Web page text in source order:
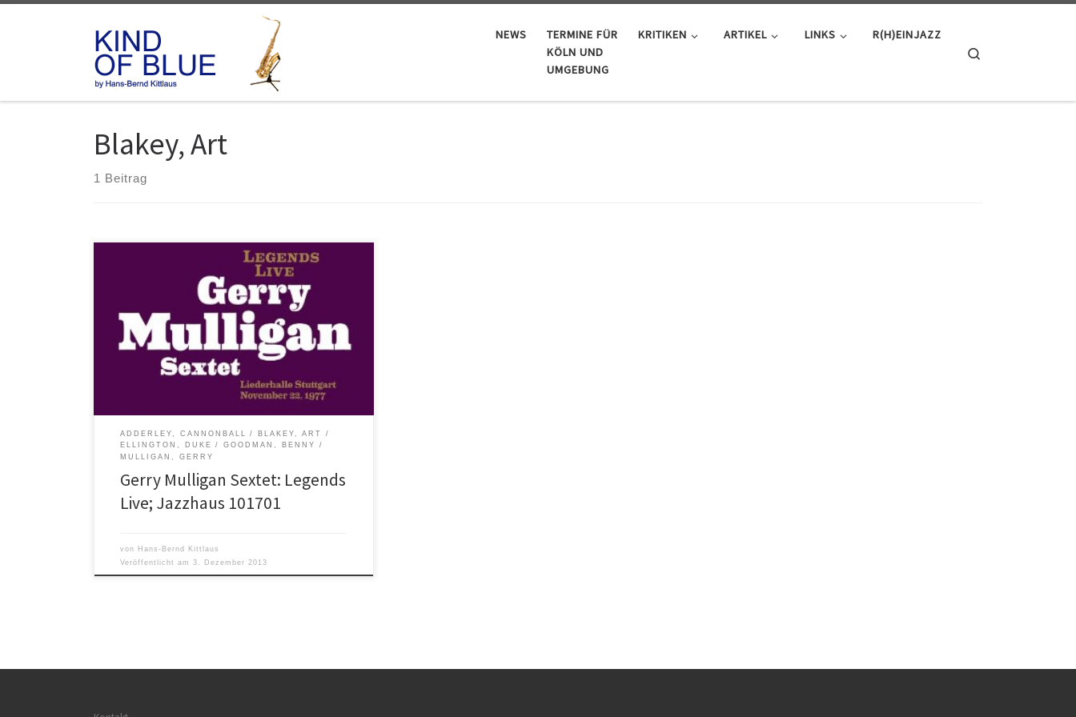
NEWS
TERMINE FÜR
KÖLN UND
UMGEBUNG
KRITIKEN ARTIKEL LINKS R(H)EINJAZZ
Blakey, Art
1 Beitrag
Gerry Mulligan Sextet Legends Live Jazzhaus No.
101700 Art Blakey and the Jazz Messengers
Legends Live Jazzhaus No. 101701 Cannonball
Adderley Quintet Legends Live Jazzhaus No. 101702
Duke Ellington Orchestra Legends Live […]
ADDERLEY, CANNONBALL
BLAKEY, ART
ELLINGTON, DUKE
GOODMAN, BENNY
MULLIGAN, GERRY
Gerry Mulligan Sextet: Legends
Live; Jazzhaus 101701
von Hans-Bernd Kittlaus
Veröffentlicht am3. Dezember 2013